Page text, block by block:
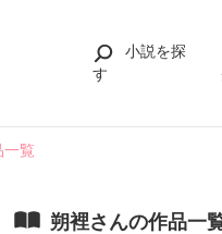
小説を探
す
一覧
朔裡さんの作品一